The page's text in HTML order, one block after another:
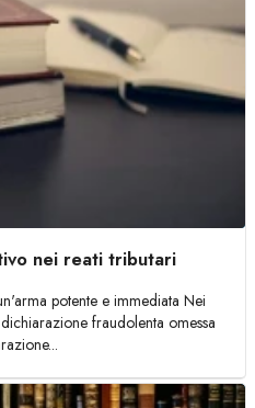
nei reati tributari
potente e immediata Nei
fraudolenta omessa